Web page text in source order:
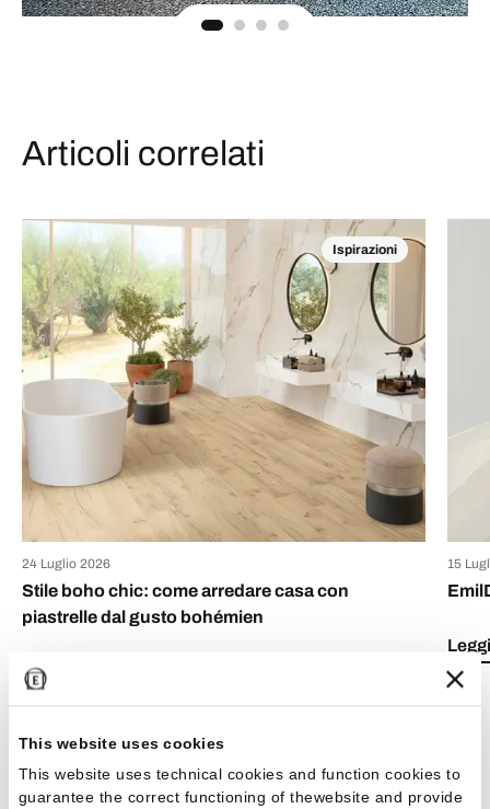
This website uses cookies
This website uses technical cookies and function cookies to
guarantee the correct functioning of thewebsite and provide
Articoli correlati
Ispirazioni
24 Luglio 2026
Stile boho chic: come arredare casa con
piastrelle dal gusto bohémien
Leggi l'articolo
15